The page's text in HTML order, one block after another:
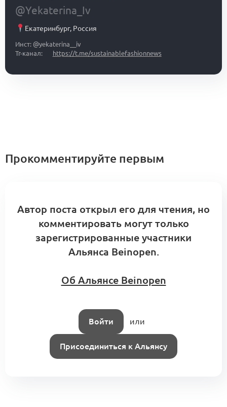
@Yekaterina_Iv
Екатеринбург, Россия
Инст: @yekaterina__iv
Тг-канал:
https://t.me/sustainablefashionnews
Прокомментируйте первым
Автор поста открыл его для чтения, но
комментировать могут только
зарегистрированные участники
Альянса Beinopen.
Об Альянсе Beinopen
Войти или
Присоединиться к Альянсу